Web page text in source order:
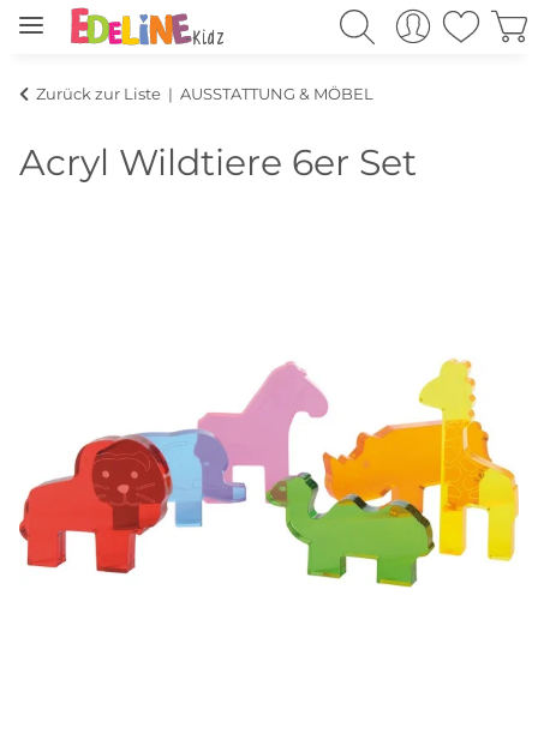
Zurück zur Liste AUSSTATTUNG & MÖBEL
Acryl Wildtiere 6er Set